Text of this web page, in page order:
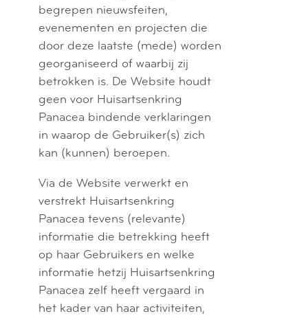
begrepen nieuwsfeiten,
evenementen en projecten die
door deze laatste (mede) worden
georganiseerd of waarbij zij
betrokken is. De Website houdt
geen voor Huisartsenkring
Panacea bindende verklaringen
in waarop de Gebruiker(s) zich
kan (kunnen) beroepen.
Via de Website verwerkt en
verstrekt Huisartsenkring
Panacea tevens (relevante)
informatie die betrekking heeft
op haar Gebruikers en welke
informatie hetzij Huisartsenkring
Panacea zelf heeft vergaard in
het kader van haar activiteiten,